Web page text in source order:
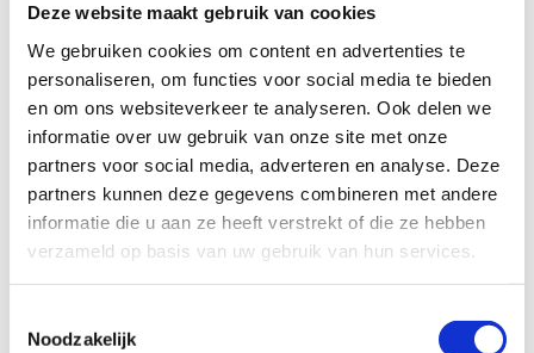
Deze website maakt gebruik van cookies
We gebruiken cookies om content en advertenties te
personaliseren, om functies voor social media te bieden
en om ons websiteverkeer te analyseren. Ook delen we
informatie over uw gebruik van onze site met onze
partners voor social media, adverteren en analyse. Deze
partners kunnen deze gegevens combineren met andere
informatie die u aan ze heeft verstrekt of die ze hebben
verzameld op basis van uw gebruik van hun services.
Noodzakelijk
Geef aan tot welk domein jouw vraag behoort
KIES EEN DOMEIN
Jouw vraag